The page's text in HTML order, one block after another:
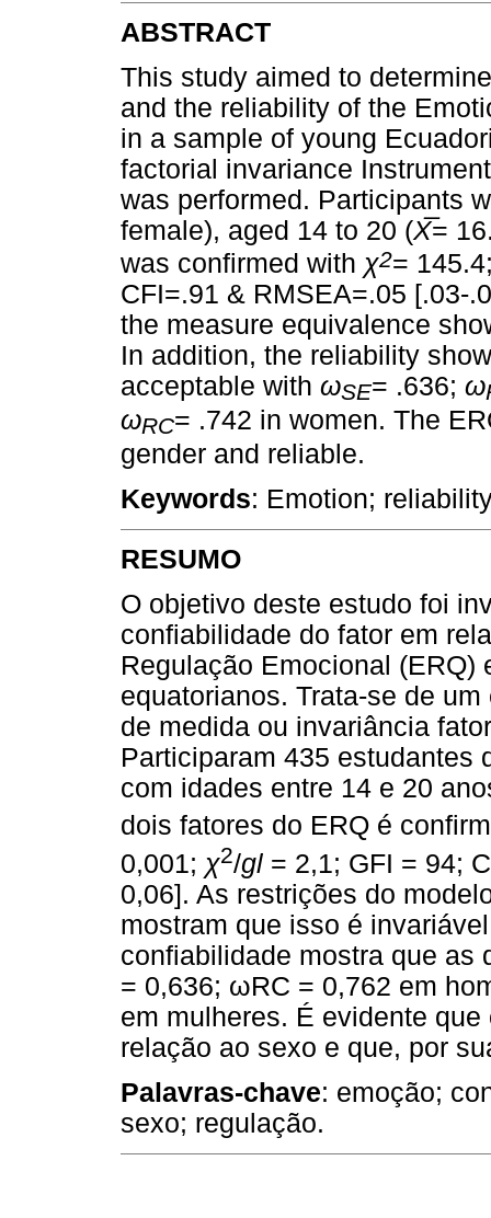
ABSTRACT
This study aimed to
and the reliability of the
in a sample of young
factorial invariance
was performed. Participants
female), aged 14 to 20 (X=
was confirmed with χ2=
CFI=.91 & RMSEA=.05 [.03-
the measure equivalence
In addition, the reliability
acceptable with ωSE= .636; ω
ωRC= .742 in women. The
gender and reliable.
Keywords: Emotion;
RESUMO
O objetivo deste estudo foi
confiabilidade do fator em
Regulação Emocional (ERQ)
equatorianos. Trata-se de
de medida ou invariância
Participaram 435 estudantes
com idades entre 14 e 20
dois fatores do ERQ é
0,001; χ2/gl = 2,1; GFI = 94;
0,06]. As restrições do
mostram que isso é
confiabilidade mostra que
= 0,636; ωRC = 0,762 em
em mulheres. É evidente
relação ao sexo e que, por
Palavras-chave: emoção;
sexo; regulação.